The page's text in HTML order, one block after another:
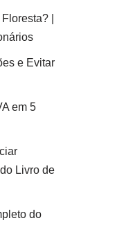
|
e Evitar
em 5
Livro de
do